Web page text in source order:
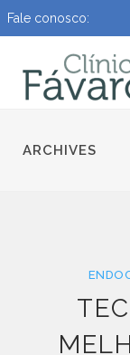
Fale conosco:
ARCHIVES